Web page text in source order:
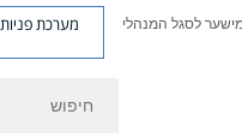
שער לסגל המנהלי מערכת פניות